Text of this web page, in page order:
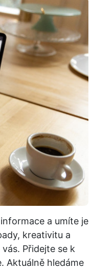
a umíte je
kreativitu a
Přidejte se k
Aktuálně hledáme